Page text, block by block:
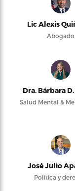
Lic Alexis
Abogado
Dra. Bárbara
Salud Mental &
José Julio
Política y